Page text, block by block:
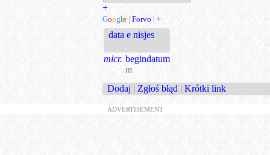
+
Google | Forvo | +
data e nisjes
micr. begindatum
m
Dodaj | Zgłoś błąd | Krótki link
ADVERTISEMENT